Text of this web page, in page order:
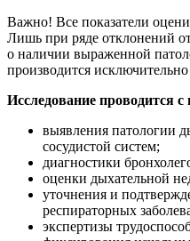
Важно! Все показатели
Лишь при ряде отклонений
о наличии выраженной
производится
Исследование проводится с
выявления патологии
сосудистой систем;
диагностики
оценки дыхательной
уточнения и
респираторных
экспертизы